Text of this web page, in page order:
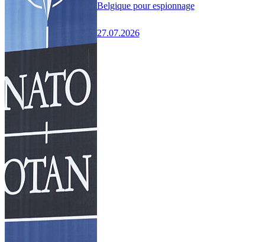
Belgique pour espionnage
27.07.2026